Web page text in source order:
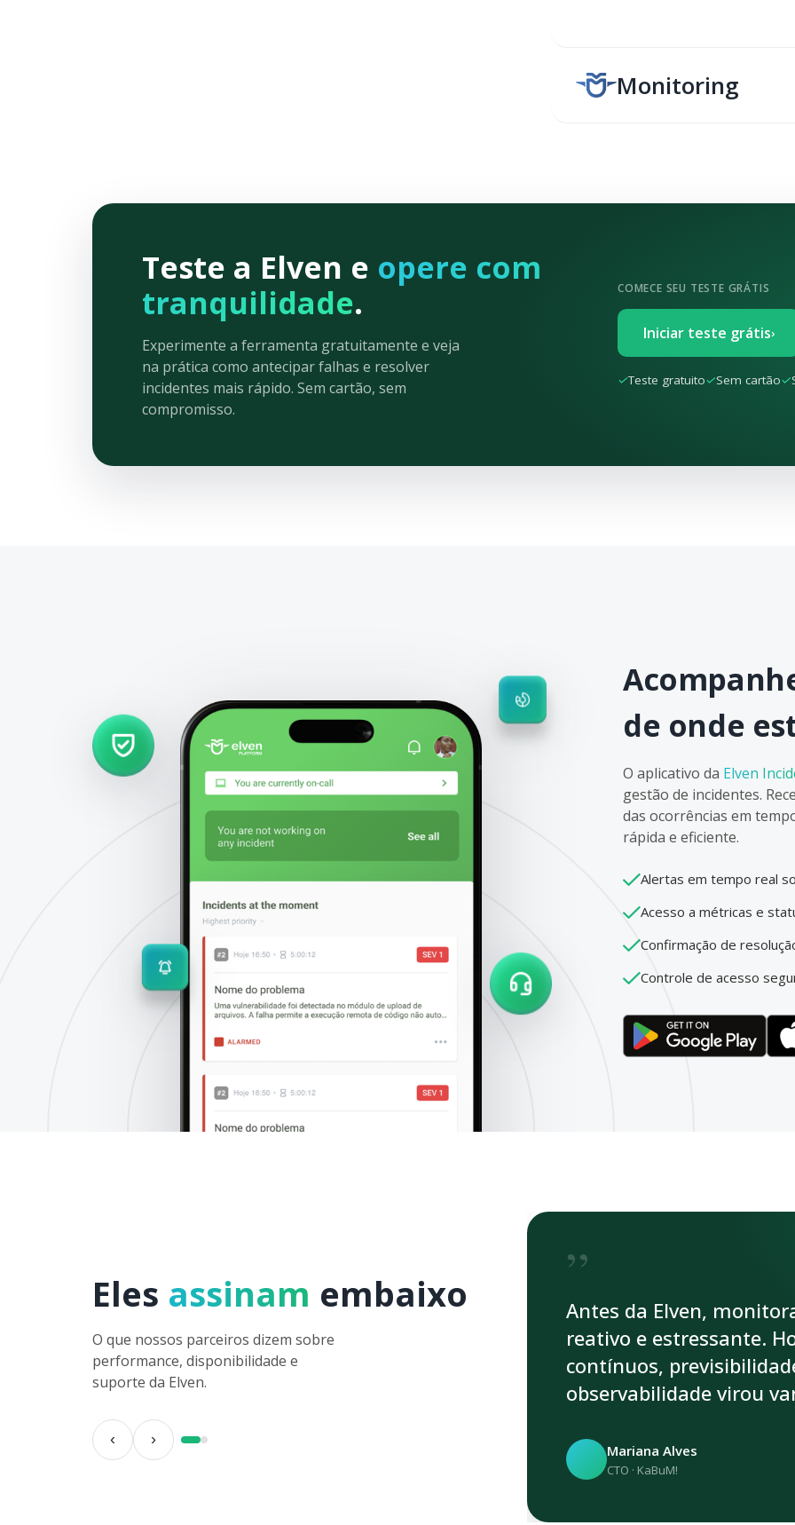
Monitoring
Teste a Elven e opere com
tranquilidade.
Experimente a ferramenta gratuitamente e veja
na prática como antecipar falhas e resolver
incidentes mais rápido. Sem cartão, sem
compromisso.
COMECE SEU TESTE GRÁTIS
Iniciar teste grátis›
✓Teste gratuito✓Sem cartão✓
de onde
O aplicativo da Elven
gestão de incidentes.
das ocorrências em
rápida e eficiente.
Alertas em tempo real
Acesso a métricas e
Confirmação de
Controle de acesso
Eles assinam embaixo
O que nossos parceiros dizem sobre
performance, disponibilidade e
suporte da Elven.
‹ ›
”
Antes da Elven,
reativo e estressante.
contínuos,
observabilidade virou
Mariana Alves
CTO · KaBuM!